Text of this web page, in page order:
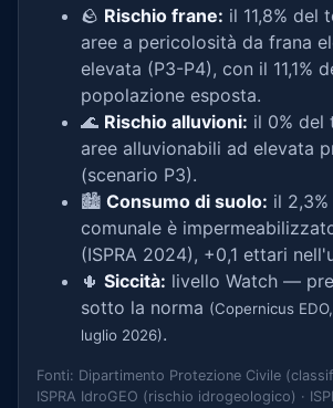
🪨 Rischio frane: il 11,8% del
aree a pericolosità da frana
elevata (P3-P4), con il 11,1%
popolazione esposta.
🌊 Rischio alluvioni: il 0% del
aree alluvionabili ad elevata
(scenario P3).
🏙️ Consumo di suolo: il
comunale è
(ISPRA 2024), +0,1 ettari
🌵 Siccità: livello Watch —
sotto la norma (Copernicus
luglio 2026).
Fonti: Dipartimento Protezione Civile
ISPRA IdroGEO (rischio idrogeologico) ·